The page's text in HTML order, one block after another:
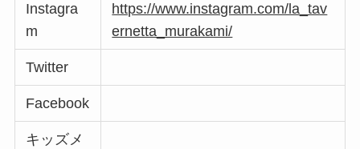
Instagra
m
https://www.instagram.com/la_tav
ernetta_murakami/
Twitter
Facebook
キッズメ